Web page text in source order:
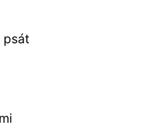
psát